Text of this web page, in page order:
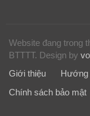
Website đang trong
BTTTT. Design by
Giới thiệu
Hướng
Chính sách bảo mật